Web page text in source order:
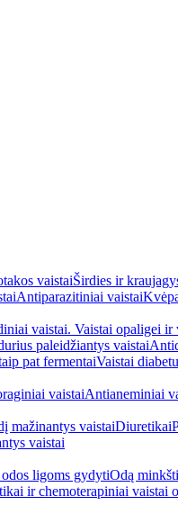
vaistaiŠirdies ir
Antiparazitiniai vaistai
vaistai. Vaistai opaligei
paleidžiantys vaistai
pat fermentaiVaistai
vaistaiAntianeminiai
mažinantys vaistaiDiuretikai
vaistai
ligoms gydytiOdą
ir chemoterapiniai vaistai